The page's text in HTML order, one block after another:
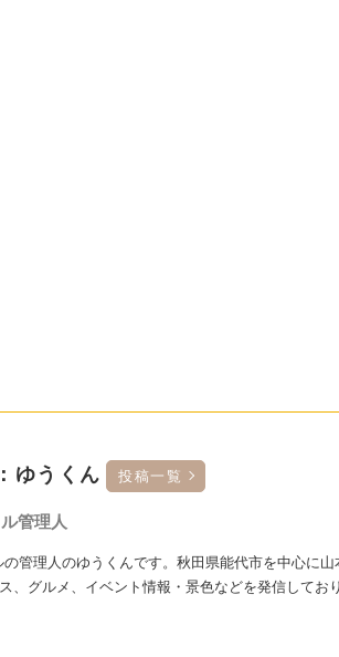
ゆうくん 投稿一覧
管理人
管理人のゆうくんです。秋田県能代市を中心に
、グルメ、イベント情報・景色などを発信してお